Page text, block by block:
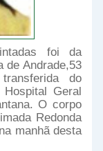
foi da
de Andrade,53
do
Geral
O corpo
Redonda
manhã desta